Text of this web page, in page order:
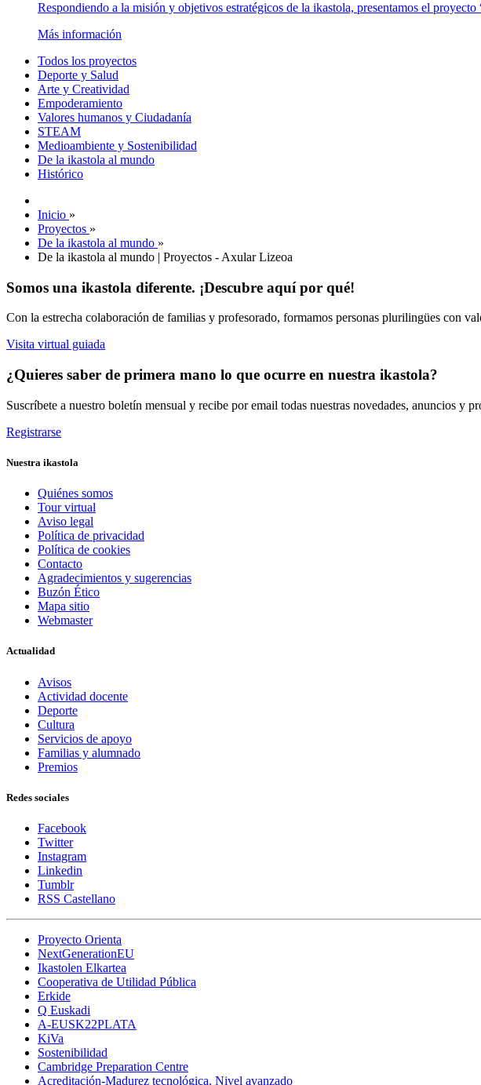
Respondiendo a la misión y objetivos estratégicos de la ikastola, presentamos el
Más información
Todos los proyectos
Deporte y Salud
Arte y Creatividad
Empoderamiento
Valores humanos y Ciudadanía
STEAM
Medioambiente y Sostenibilidad
De la ikastola al mundo
Histórico
Inicio »
Proyectos »
De la ikastola al mundo »
De la ikastola al mundo | Proyectos - Axular Lizeoa
Somos una ikastola diferente. ¡Descubre aquí por qué!
Con la estrecha colaboración de familias y profesorado, formamos personas plurilingües con
Visita virtual guiada
¿Quieres saber de primera mano lo que ocurre en nuestra ikastola?
Suscríbete a nuestro boletín mensual y recibe por email todas nuestras novedades, anuncios y
Registrarse
Nuestra ikastola
Quiénes somos
Tour virtual
Aviso legal
Política de privacidad
Política de cookies
Contacto
Agradecimientos y sugerencias
Buzón Ético
Mapa sitio
Webmaster
Actualidad
Avisos
Actividad docente
Deporte
Cultura
Servicios de apoyo
Familias y alumnado
Premios
Redes sociales
Facebook
Twitter
Instagram
Linkedin
Tumblr
RSS Castellano
Proyecto Orienta
NextGenerationEU
Ikastolen Elkartea
Cooperativa de Utilidad Pública
Erkide
Q Euskadi
A-EUSK22PLATA
KiVa
Sostenibilidad
Cambridge Preparation Centre
Acreditación-Madurez tecnológica. Nivel avanzado